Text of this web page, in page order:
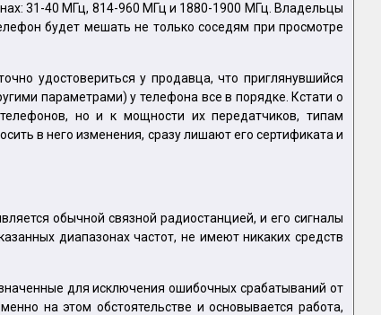
31-40 МГц, 814-960 МГц и 1880-1900 МГц. Владельцы
будет мешать не только соседям при просмотре
удостовериться у продавца, что приглянувшийся
параметрами) у телефона все в порядке. Кстати о
но и к мощности их передатчиков, типам
в него изменения, сразу лишают его сертификата и
обычной связной радиостанцией, и его сигналы
диапазонах частот, не имеют никаких средств
для исключения ошибочных срабатываний от
на этом обстоятельстве и основывается работа,